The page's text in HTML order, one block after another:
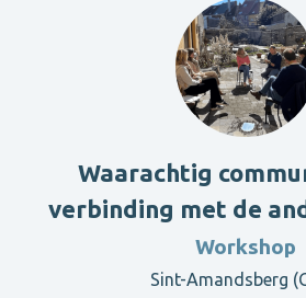
Waarachtig
verbinding met de
Workshop
Sint-Amandsberg